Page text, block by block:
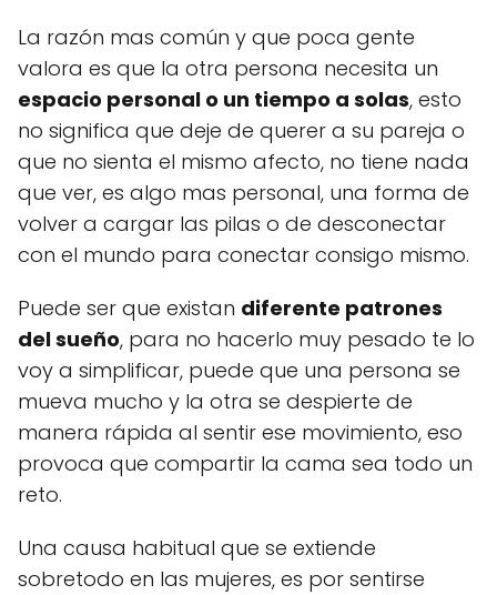
La razón mas común y que poca gente
valora es que la otra persona necesita un
espacio personal o un tiempo a solas, esto
no significa que deje de querer a su pareja o
que no sienta el mismo afecto, no tiene nada
que ver, es algo mas personal, una forma de
volver a cargar las pilas o de desconectar
con el mundo para conectar consigo mismo.
Puede ser que existan diferente patrones
del sueño, para no hacerlo muy pesado te lo
voy a simplificar, puede que una persona se
mueva mucho y la otra se despierte de
manera rápida al sentir ese movimiento, eso
provoca que compartir la cama sea todo un
reto.
Una causa habitual que se extiende
sobretodo en las mujeres, es por sentirse